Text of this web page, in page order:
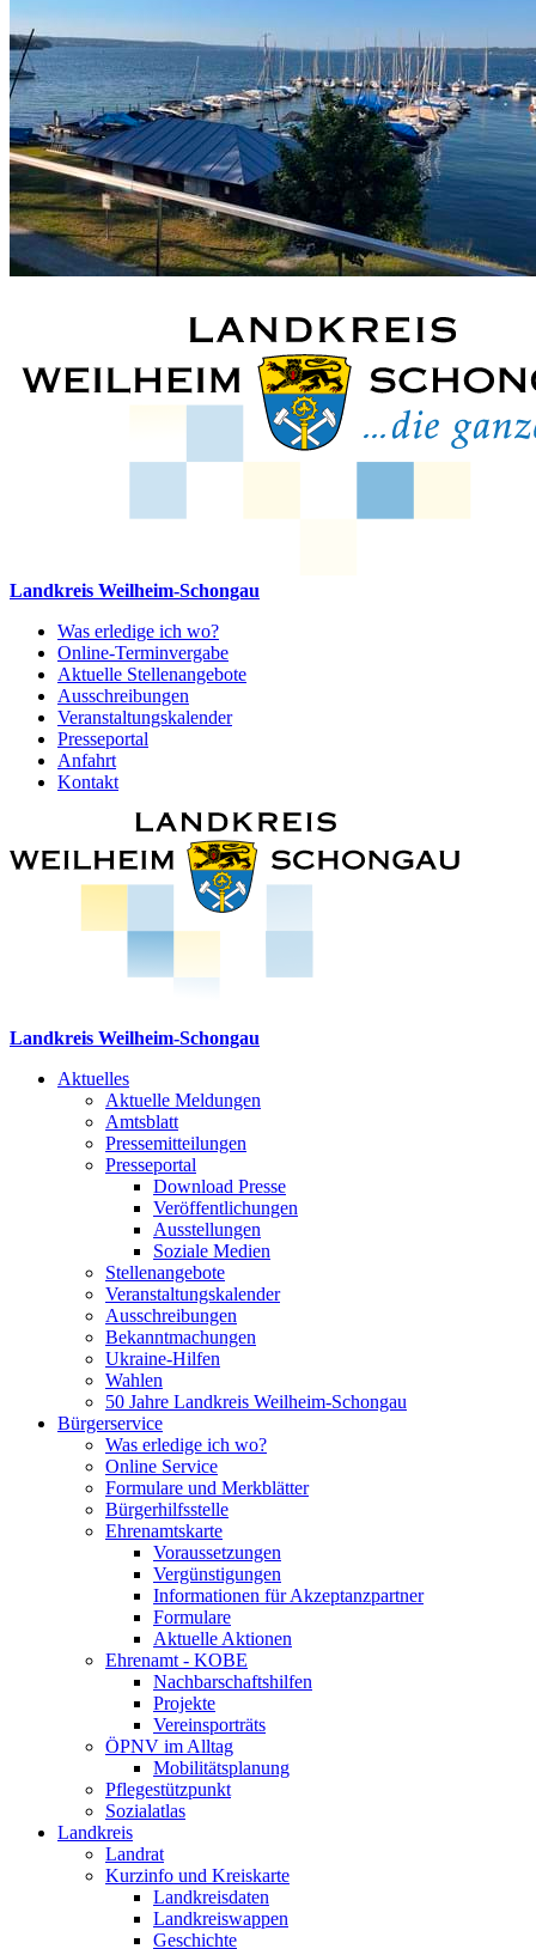
Landkreis Weilheim-Schongau
Was erledige ich wo?
Online-Terminvergabe
Aktuelle Stellenangebote
Ausschreibungen
Veranstaltungskalender
Presseportal
Anfahrt
Kontakt
Landkreis Weilheim-Schongau
Aktuelles
Aktuelle Meldungen
Amtsblatt
Pressemitteilungen
Presseportal
Download Presse
Veröffentlichungen
Ausstellungen
Soziale Medien
Stellenangebote
Veranstaltungskalender
Ausschreibungen
Bekanntmachungen
Ukraine-Hilfen
Wahlen
50 Jahre Landkreis Weilheim-Schongau
Bürgerservice
Was erledige ich wo?
Online Service
Formulare und Merkblätter
Bürgerhilfsstelle
Ehrenamtskarte
Voraussetzungen
Vergünstigungen
Informationen für Akzeptanzpartner
Formulare
Aktuelle Aktionen
Ehrenamt - KOBE
Nachbarschaftshilfen
Projekte
Vereinsporträts
ÖPNV im Alltag
Mobilitätsplanung
Pflegestützpunkt
Sozialatlas
Landkreis
Landrat
Kurzinfo und Kreiskarte
Landkreisdaten
Landkreiswappen
Geschichte